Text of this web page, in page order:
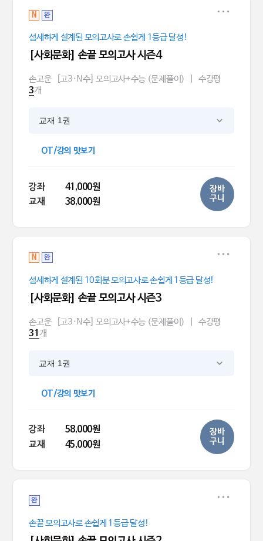
N 완
섬세하게 설계된 모의고사로 손쉽게 1등급 달성!
[사회문화] 손끝 모의고사 시즌4
손고운 [고3·N수] 모의고사+수능 (문제풀이) 수강평
3개
교재 1권
OT/강의 맛보기
강좌
41,000원
교재
38,000원
장바
구니
N 완
섬세하게 설계된 10회분 모의고사로 손쉽게 1등급 달성!
[사회문화] 손끝 모의고사 시즌3
손고운 [고3·N수] 모의고사+수능 (문제풀이) 수강평
31 개
교재 1권
OT/강의 맛보기
강좌
58,000원
교재
45,000원
장바
구니
완
손끝 모의고사로 손쉽게 1등급 달성!